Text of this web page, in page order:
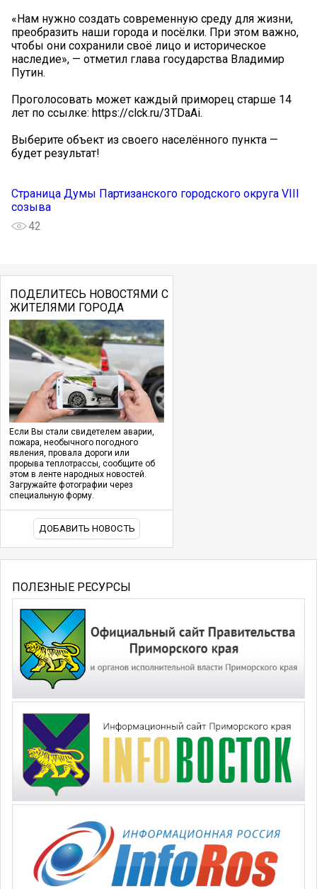
«Нам нужно создать современную среду для жизни,
преобразить наши города и посёлки. При этом важно,
чтобы они сохранили своё лицо и историческое
наследие», — отметил глава государства Владимир
Путин.
Проголосовать может каждый приморец старше 14
лет по ссылке: https://clck.ru/3TDaAi.
Выберите объект из своего населённого пункта —
будет результат!
Страница Думы Партизанского городского округа VIII
созыва
42
ПОДЕЛИТЕСЬ НОВОСТЯМИ С
ЖИТЕЛЯМИ ГОРОДА
Если Вы стали свидетелем аварии,
пожара, необычного погодного
явления, провала дороги или
прорыва теплотрассы, сообщите об
этом в ленте народных новостей.
Загружайте фотографии через
специальную форму.
ДОБАВИТЬ НОВОСТЬ
ПОЛЕЗНЫЕ РЕСУРСЫ